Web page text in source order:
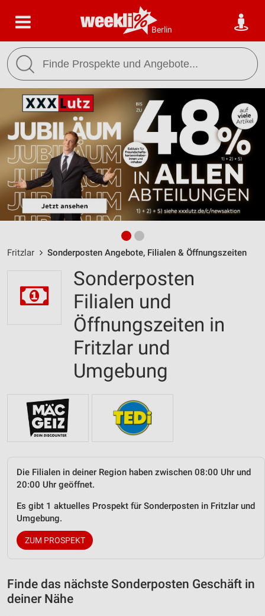
Berlin
Fritzlar Sonderposten Angebote, Filialen & Öffnungszeiten
Sonderposten
Filialen und
Öffnungszeiten in
Fritzlar und
Umgebung
Die Filialen in deiner Region haben zwischen 08:00 Uhr und
20:00 Uhr geöffnet.
Es gibt 1 aktuelles Prospekt für Sonderposten in Fritzlar und
Umgebung.
ZUM PROSPEKT
Finde das nächste Sonderposten Geschäft in
deiner Nähe